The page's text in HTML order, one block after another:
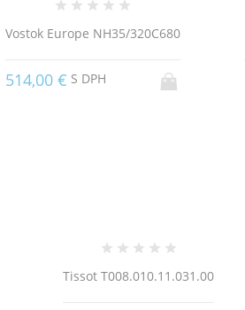
Vostok Europe NH35/320C680
514,00 € S DPH
Tissot T008.010.11.031.00